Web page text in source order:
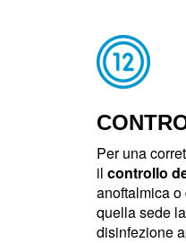
Per una
il controllo
anoftalmica
quella sede
disinfezione